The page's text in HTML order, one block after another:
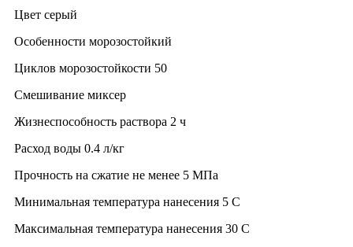
Цвет серый
Особенности морозостойкий
Циклов морозостойкости 50
Смешивание миксер
Жизнеспособность раствора 2 ч
Расход воды 0.4 л/кг
Прочность на сжатие не менее 5 МПа
Минимальная температура нанесения 5 C
Максимальная температура нанесения 30 C